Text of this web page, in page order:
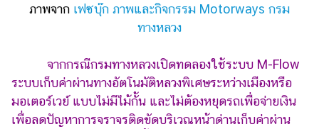
รถยนต์
บ้าน
ภาพจาก เฟซบุ๊ก ภาพและกิจกรรม Motorways กรม
ทางหลวง
จากกรณีกรมทางหลวงเปิดทดลองใช้ระบบ M-Flow
ระบบเก็บค่าผ่านทางอัตโนมัติหลวงพิเศษระหว่างเมืองหรือ
มอเตอร์เวย์ แบบไม่มีไม้กั้น และไม่ต้องหยุดรถเพื่อจ่ายเงิน
เพื่อลดปัญหาการจราจรติดขัดบริเวณหน้าด่านเก็บค่าผ่าน